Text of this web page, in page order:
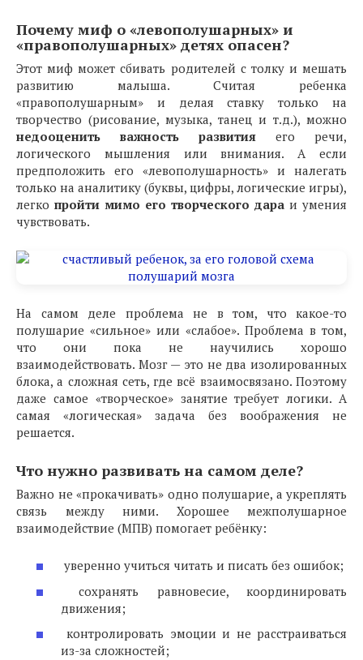
Почему миф о «левополушарных» и
«правополушарных» детях опасен?
Этот миф может сбивать родителей с толку и мешать
развитию малыша. Считая ребенка
«правополушарным» и делая ставку только на
творчество (рисование, музыка, танец и т.д.), можно
недооценить важность развития его речи,
логического мышления или внимания. А если
предположить его «левополушарность» и налегать
только на аналитику (буквы, цифры, логические игры),
легко пройти мимо его творческого дара и умения
чувствовать.
На самом деле проблема не в том, что какое-то
полушарие «сильное» или «слабое». Проблема в том,
что они пока не научились хорошо
взаимодействовать. Мозг — это не два изолированных
блока, а сложная сеть, где всё взаимосвязано. Поэтому
даже самое «творческое» занятие требует логики. А
самая «логическая» задача без воображения не
решается.
Что нужно развивать на самом деле?
Важно не «прокачивать» одно полушарие, а укреплять
связь между ними. Хорошее межполушарное
взаимодействие (МПВ) помогает ребёнку:
уверенно учиться читать и писать без ошибок;
сохранять равновесие, координировать
движения;
контролировать эмоции и не расстраиваться
из-за сложностей;